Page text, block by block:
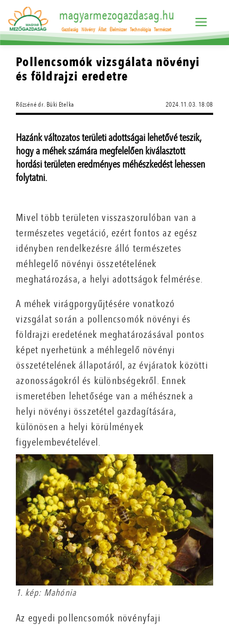
magyarmezogazdasag.hu
Gazdaság Növény Állat Élelmiszer Technológia Természet
Pollencsomók vizsgálata növényi
és földrajzi eredetre
Rőzséné dr. Büki Etelka 2024.11.03. 18:08
Hazánk változatos területi adottságai lehetővé teszik,
hogy a méhek számára megfelelően kiválasztott
hordási területen eredményes méhészkedést lehessen
folytatni.
Mivel több területen visszaszorulóban van a
természetes vegetáció, ezért fontos az egész
idényben rendelkezésre álló természetes
méhlegelő növényi összetételének
meghatározása, a helyi adottságok felmérése.
A méhek virágporgyűjtésére vonatkozó
vizsgálat során a pollencsomók növényi és
földrajzi eredetének meghatározásával pontos
képet nyerhetünk a méhlegelő növényi
összetételének állapotáról, az évjáratok közötti
azonosságokról és különbségekről. Ennek
ismeretében lehetősége van a méhésznek a
helyi növényi összetétel gazdagítására,
különösen a helyi körülmények
figyelembevételével.
1. kép: Mahónia
Az egyedi pollencsomók növényfaji